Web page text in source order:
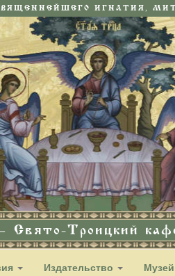
ИГНАТИЯ,
Свято-Троицкий
Издательство Музей